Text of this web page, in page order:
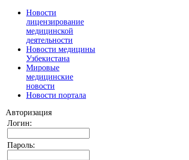
Новости
лицензирование
медицинской
деятельности
Новости медицины
Узбекистана
Мировые
медицинские
новости
Новости портала
Авторизация
Логин:
Пароль: